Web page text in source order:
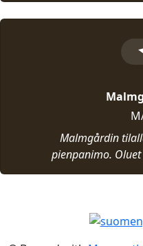
Malmgårdin
pienpanimo.